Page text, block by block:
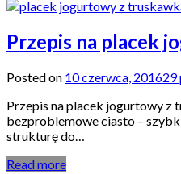
Przepis na placek
Posted on 10 czerwca, 201629
Przepis na placek jogurtowy z
bezproblemowe ciasto –
strukturę do…
Read more